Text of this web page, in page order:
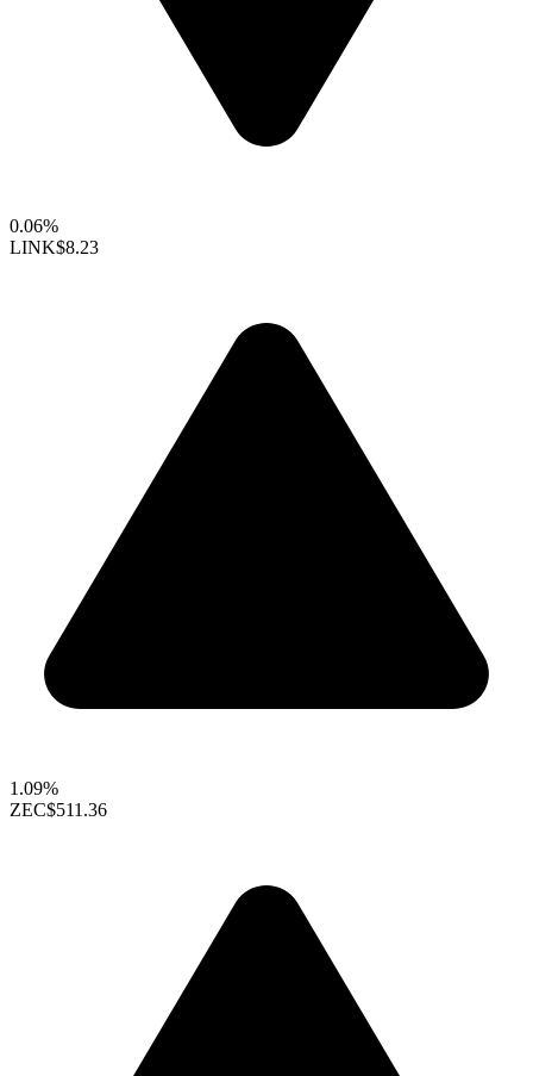
0.06%
LINK$8.23
1.09%
ZEC$511.36